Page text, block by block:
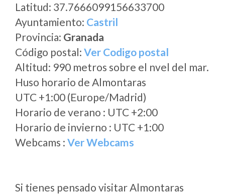
Latitud: 37.7666099156633700
Ayuntamiento: Castril
Provincia: Granada
Código postal: Ver Codigo postal
Altitud: 990 metros sobre el nvel del mar.
Huso horario de Almontaras
UTC +1:00 (Europe/Madrid)
Horario de verano : UTC +2:00
Horario de invierno : UTC +1:00
Webcams : Ver Webcams
Si tienes pensado visitar Almontaras